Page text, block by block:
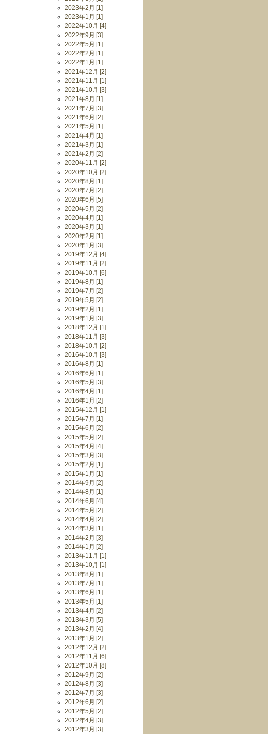
2023年2月 [1]
2023年1月 [1]
2022年10月 [4]
2022年9月 [3]
2022年5月 [1]
2022年2月 [1]
2022年1月 [1]
2021年12月 [2]
2021年11月 [1]
2021年10月 [3]
2021年8月 [1]
2021年7月 [3]
2021年6月 [2]
2021年5月 [1]
2021年4月 [1]
2021年3月 [1]
2021年2月 [2]
2020年11月 [2]
2020年10月 [2]
2020年8月 [1]
2020年7月 [2]
2020年6月 [5]
2020年5月 [2]
2020年4月 [1]
2020年3月 [1]
2020年2月 [1]
2020年1月 [3]
2019年12月 [4]
2019年11月 [2]
2019年10月 [6]
2019年8月 [1]
2019年7月 [2]
2019年5月 [2]
2019年2月 [1]
2019年1月 [3]
2018年12月 [1]
2018年11月 [3]
2018年10月 [2]
2016年10月 [3]
2016年8月 [1]
2016年6月 [1]
2016年5月 [3]
2016年4月 [1]
2016年1月 [2]
2015年12月 [1]
2015年7月 [1]
2015年6月 [2]
2015年5月 [2]
2015年4月 [4]
2015年3月 [3]
2015年2月 [1]
2015年1月 [1]
2014年9月 [2]
2014年8月 [1]
2014年6月 [4]
2014年5月 [2]
2014年4月 [2]
2014年3月 [1]
2014年2月 [3]
2014年1月 [2]
2013年11月 [1]
2013年10月 [1]
2013年8月 [1]
2013年7月 [1]
2013年6月 [1]
2013年5月 [1]
2013年4月 [2]
2013年3月 [5]
2013年2月 [4]
2013年1月 [2]
2012年12月 [2]
2012年11月 [6]
2012年10月 [8]
2012年9月 [2]
2012年8月 [3]
2012年7月 [3]
2012年6月 [2]
2012年5月 [2]
2012年4月 [3]
2012年3月 [3]